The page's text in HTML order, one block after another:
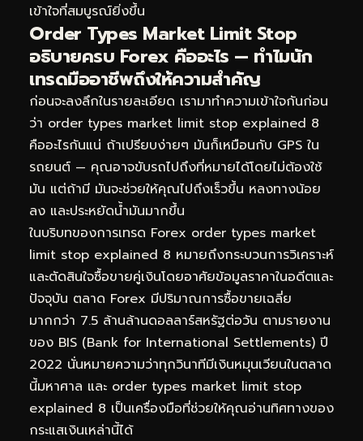
เข้าใจที่สมบูรณ์ยิ่งขึ้น
Order Types Market Limit Stop
อธิบายครบ Forex คืออะไร — ทำไมนัก
เทรดมืออาชีพถึงให้ความสำคัญ
ก่อนจะลงลึกในรายละเอียด เรามาทำความเข้าใจกันก่อน
ว่า order types market limit stop explained 8
คืออะไรกันแน่ ถ้าเปรียบง่ายๆ มันก็เหมือนกับ GPS ใน
รถยนต์ — คุณอาจขับรถไปถึงที่หมายได้โดยไม่ต้องใช้
มัน แต่ถ้ามี มันจะช่วยให้คุณไปถึงเร็วขึ้น หลงทางน้อย
ลง และประหยัดน้ำมันมากขึ้น
ในบริบทของการเทรด Forex order types market
limit stop explained 8 หมายถึงกระบวนการวิเคราะห์
และตัดสินใจซื้อขายคู่เงินโดยอาศัยข้อมูลราคาในอดีตและ
ปัจจุบัน ตลาด Forex มีปริมาณการซื้อขายเฉลี่ย
มากกว่า 7.5 ล้านล้านดอลลาร์สหรัฐต่อวัน ตามรายงาน
ของ BIS (Bank for International Settlements) ปี
2022 นั่นหมายความว่าทุกวินาทีมีเงินหมุนเวียนในตลาด
นี้มหาศาล และ order types market limit stop
explained 8 เป็นเครื่องมือที่ช่วยให้คุณอ่านทิศทางของ
กระแสเงินเหล่านี้ได้